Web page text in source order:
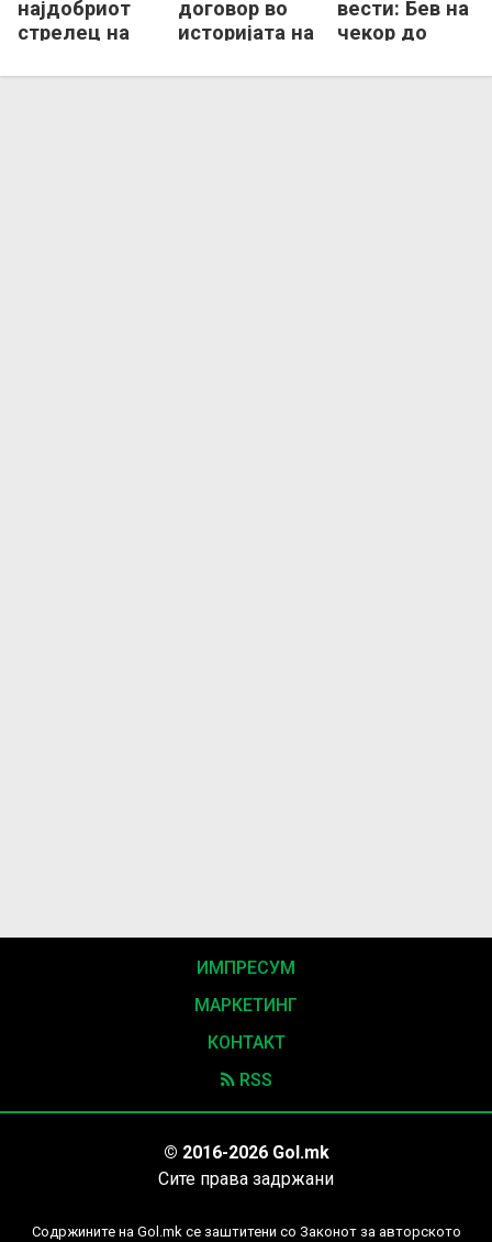
најдобриот
стрелец на
договор во
историјата на
вести: Бев на
чекор до
ИМПРЕСУМ
МАРКЕТИНГ
КОНТАКТ
RSS
© 2016-2026 Gol.mk
Сите права задржани
Содржините на Gol.mk се заштитени со Законот за авторското